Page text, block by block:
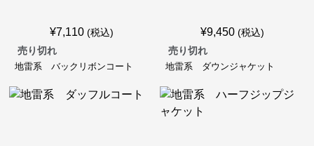
¥7,110 (税込)
売り切れ
地雷系 バックリボンコート
¥9,450 (税込)
売り切れ
地雷系 ダウンジャケット